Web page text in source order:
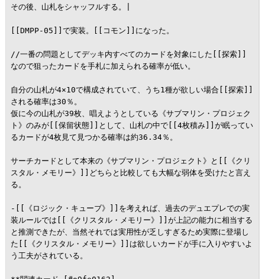
その後、山札をシャッフルする。|
[[DMPP-05]]で実装。[[コモン]]になった。
//一番の問題としてデッキ内すべてのカードを対象にした[[探索]]
なので狙ったカードを手札に加えられる確率が低い。
自分の山札が4×10で構成されていて、うち1種が欲しい場合[[探索]]
される確率は30％。
仮に今の山札が39枚、唱えようとしている《サブマリン・プロジェク
ト》のみが[[保留状態]]として、山札の中で[[4枚積み]]が眠ってい
るカードが4枚見て見つかる確率は約36.34％。
サーチカードとして本来の《サブマリン・プロジェクト》と[[《クリ
スタル・メモリー》]]どちらと比較しても大幅な弱体を受けたと言え
る。
-[[《ロジック・キューブ》]]を考えれば、過去のデュエプレでの実
装ルールでは[[《クリスタル・メモリー》]]が上記の能力に相当する
と推測できたが、当然それでは実用性が乏しすぎるため実際に登場し
た[[《クリスタル・メモリー》]]は欲しいカードが手に入りやすいよ
う工夫がされている。